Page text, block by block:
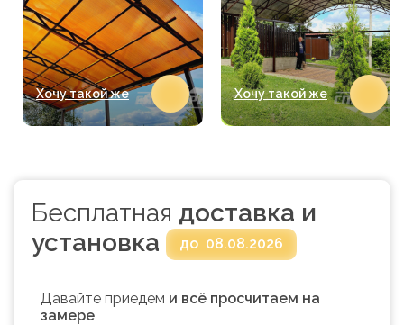
Хочу такой же Хочу такой же
Бесплатная доставка и
установка
до 08.08.2026
Давайте приедем и всё просчитаем на
замере